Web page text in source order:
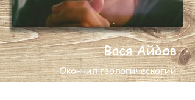
Вася Айдов
Окончил геологическогий